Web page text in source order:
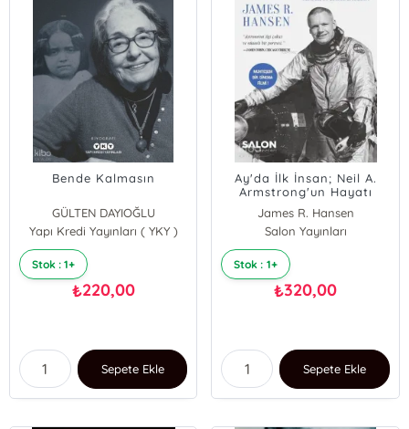
Bende Kalmasın
GÜLTEN DAYIOĞLU
Yapı Kredi Yayınları ( YKY )
Stok : 1+
₺220,00
Sepete Ekle
Ay'da İlk İnsan; Neil A.
Armstrong'un Hayatı
James R. Hansen
Salon Yayınları
Stok : 1+
₺320,00
Sepete Ekle